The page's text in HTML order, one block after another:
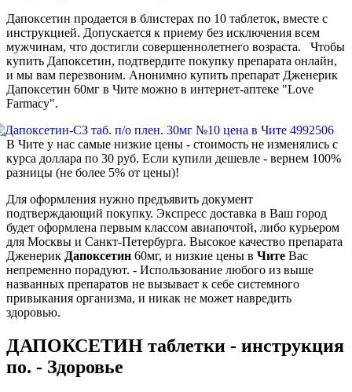
Дапоксетин продается в блистерах по 10 таблеток, вместе с
инструкцией. Допускается к приему без исключения всем
мужчинам, что достигли совершеннолетнего возраста. Чтобы
купить Дапоксетин, подтвердите покупку препарата онлайн,
и мы вам перезвоним. Анонимно купить препарат Дженерик
Дапоксетин 60мг в Чите можно в интернет-аптеке "Love
Farmacy".
В Чите у нас самые низкие цены - стоимость не изменялись с
курса доллара по 30 руб. Если купили дешевле - вернем 100%
разницы (не более 5% от цены)!
Для оформления нужно предъявить документ
подтверждающий покупку. Экспресс доставка в Ваш город
будет оформлена первым классом авиапочтой, либо курьером
для Москвы и Санкт-Петербурга. Высокое качество препарата
Дженерик Дапоксетин 60мг, и низкие цены в Чите Вас
непременно порадуют. - Использование любого из выше
названных препаратов не вызывает к себе системного
привыкания организма, и никак не может навредить
здоровью.
ДАПОКСЕТИН таблетки - инструкция
по. - Здоровье